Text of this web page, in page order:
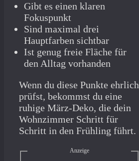
Gibt es einen klaren
Fokuspunkt
Sind maximal drei
Hauptfarben sichtbar
Ist genug freie Fläche für
den Alltag vorhanden
Wenn du diese Punkte ehrlich
prüfst, bekommst du eine
ruhige März-Deko, die dein
Wohnzimmer Schritt für
Schritt in den Frühling führt.
Anzeige